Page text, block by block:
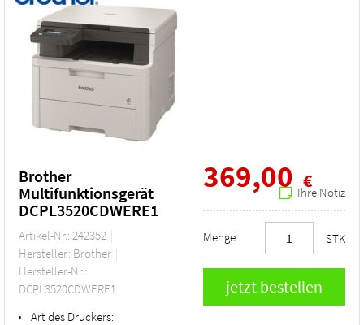
Brother
Multifunktionsgerät
DCPL3520CDWERE1
Artikel-Nr.: 242352
Hersteller: Brother
Hersteller-Nr.:
DCPL3520CDWERE1
•
Art des Druckers:
369,00 €
Ihre Notiz
Menge: STK